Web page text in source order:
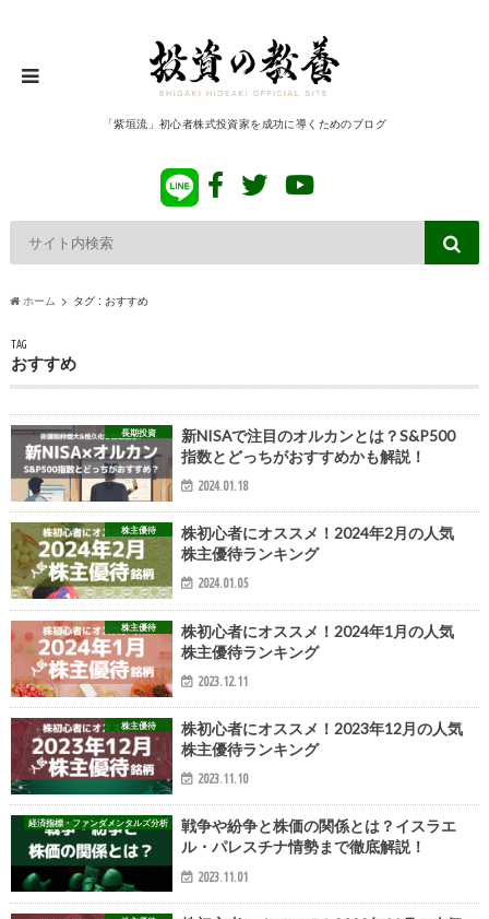
「紫垣流」初心者株式投資家を成功に導くためのブログ
ホーム タグ : おすすめ
TAG
おすすめ
長期投資
新NISAで注目のオルカンとは？S&P500
指数とどっちがおすすめかも解説！
2024.01.18
株主優待
株初心者にオススメ！2024年2月の人気
株主優待ランキング
2024.01.05
株主優待
株初心者にオススメ！2024年1月の人気
株主優待ランキング
2023.12.11
株主優待
株初心者にオススメ！2023年12月の人気
株主優待ランキング
2023.11.10
経済指標・ファンダメンタルズ分析
戦争や紛争と株価の関係とは？イスラエ
ル・パレスチナ情勢まで徹底解説！
2023.11.01